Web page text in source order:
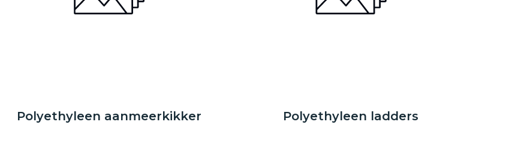
Polyethyleen aanmeerkikker Polyethyleen ladders